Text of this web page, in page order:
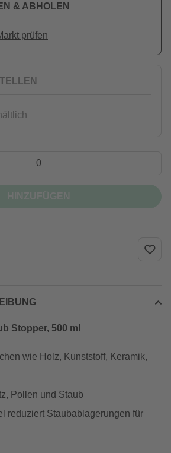
& ABHOLEN
prüfen
Stopper, 500 ml
wie Holz, Kunststoff, Keramik,
Pollen und Staub
reduziert Staubablagerungen für